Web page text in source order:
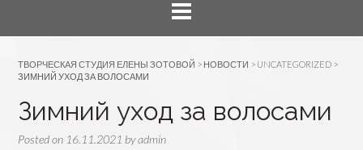
ТВОРЧЕСКАЯ СТУДИЯ ЕЛЕНЫ ЗОТОВОЙ > НОВОСТИ > UNCATEGORIZED >
ЗИМНИЙ УХОД ЗА ВОЛОСАМИ
Зимний уход за волосами
Posted on 16.11.2021 byadmin